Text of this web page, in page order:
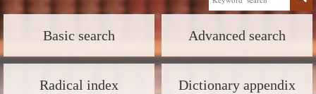
Basic search Advanced search
Radical index Dictionary appendix